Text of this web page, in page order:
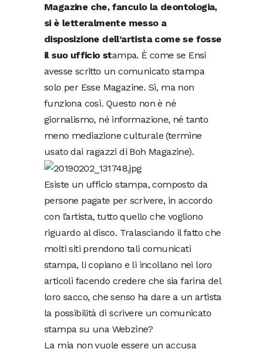
Magazine che, fanculo la deontologia,
si è letteralmente messo a
disposizione dell’artista come se fosse
il suo ufficio stampa. È come se Ensi
avesse scritto un comunicato stampa
solo per Esse Magazine. Sì, ma non
funziona così. Questo non è né
giornalismo, né informazione, né tanto
meno mediazione culturale (termine
usato dai ragazzi di Boh Magazine).
Esiste un ufficio stampa, composto da
persone pagate per scrivere, in accordo
con l’artista, tutto quello che vogliono
riguardo al disco. Tralasciando il fatto che
molti siti prendono tali comunicati
stampa, li copiano e li incollano nei loro
articoli facendo credere che sia farina del
loro sacco, che senso ha dare a un artista
la possibilità di scrivere un comunicato
stampa su una Webzine?
La mia non vuole essere un accusa